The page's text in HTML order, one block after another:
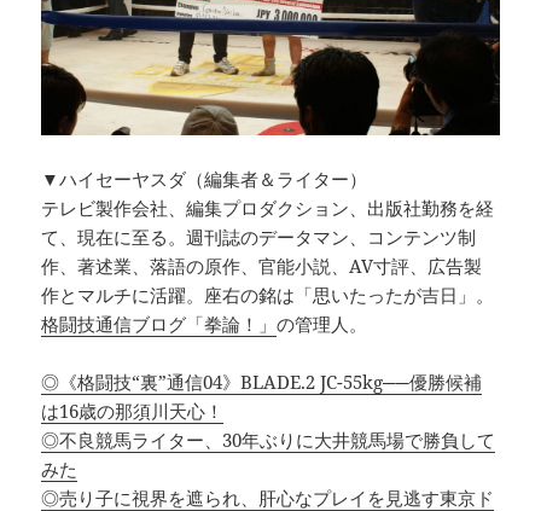
▼ハイセーヤスダ（編集者＆ライター）
テレビ製作会社、編集プロダクション、出版社勤務を経
て、現在に至る。週刊誌のデータマン、コンテンツ制
作、著述業、落語の原作、官能小説、AV寸評、広告製
作とマルチに活躍。座右の銘は「思いたったが吉日」。
格闘技通信ブログ「拳論！」の管理人。
◎《格闘技“裏”通信04》BLADE.2 JC-55kg──優勝候補
は16歳の那須川天心！
◎不良競馬ライター、30年ぶりに大井競馬場で勝負して
みた
◎売り子に視界を遮られ、肝心なプレイを見逃す東京ド